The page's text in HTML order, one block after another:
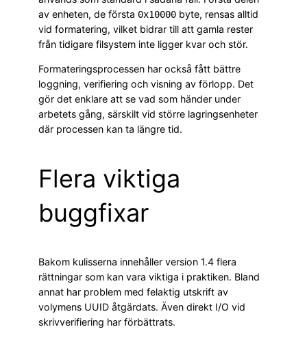
av enheten, de första 0x10000 byte, rensas alltid
vid formatering, vilket bidrar till att gamla rester
från tidigare filsystem inte ligger kvar och stör.
Formateringsprocessen har också fått bättre
loggning, verifiering och visning av förlopp. Det
gör det enklare att se vad som händer under
arbetets gång, särskilt vid större lagringsenheter
där processen kan ta längre tid.
Flera viktiga
buggfixar
Bakom kulisserna innehåller version 1.4 flera
rättningar som kan vara viktiga i praktiken. Bland
annat har problem med felaktig utskrift av
volymens UUID åtgärdats. Även direkt I/O vid
skrivverifiering har förbättrats.